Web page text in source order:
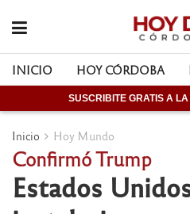
INICIO HOY CÓRDOBA
SUSCRIBITE GRATIS A
Inicio Hoy Mundo
Confirmó Trump
Estados